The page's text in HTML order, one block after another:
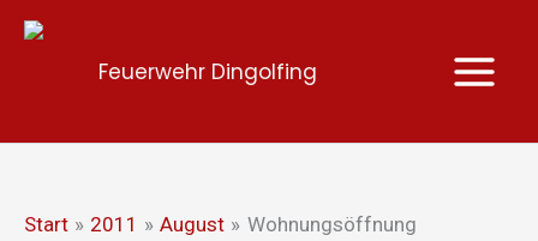
Zum
Feuerwehr Dingolfing
Start 2011 August Wohnungsöffnung